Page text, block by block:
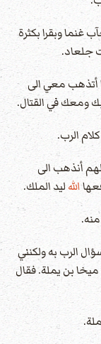
غنما وبقرا بكثرة
جلعاد.
أتذهب معي الى
ومعك في القتال.
لهم أنذهب الى
اللهليد الملك.
الرب به ولكنني
ميخا بن يملة. فقال